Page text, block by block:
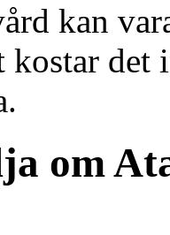
kan
kostar
om